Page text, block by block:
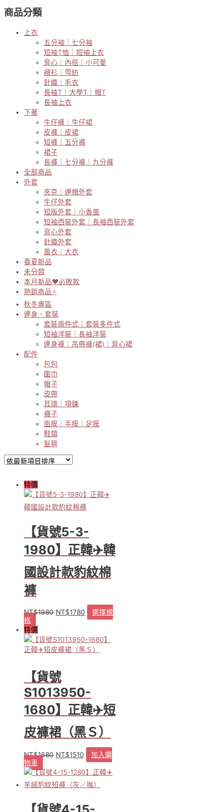
關
鍵
商品分類
上衣
五分袖｜七分袖
短袖T恤｜短袖上衣
背心｜內搭｜小可愛
襯衫｜雪紡
針織｜毛衣
長袖T｜大學T｜帽T
長袖上衣
下著
牛仔褲｜牛仔裙
皮褲｜皮裙
短褲｜五分褲
裙子
長褲｜七分褲｜九分褲
全部商品
外套
夾克｜連帽外套
牛仔外套
短版外套｜小香風
短袖西裝外套｜長袖西裝外套
背心外套
針織外套
風衣｜大衣
春夏新品
未分類
本月新品♥必敗款
熱銷商品⭐
秋冬專區
連身、套裝
套裝兩件式｜套裝多件式
短袖洋裝｜長袖洋裝
連身褲｜吊帶褲(裙)｜背心裙
配件
包包
圍巾
帽子
皮帶
耳環｜項鍊
襪子
面膜｜手膜｜足膜
鞋類
髮箍
特價
【貨號5-3-
1980】正韓✈️韓
國設計款豹紋棉
褲
NT$1980 原
格：
NT$1980。
NT$1780目
格：
NT$1780。
選擇規
格
產
品
有
種
款
式。
可
在
品
頁
面
選
擇
選
項
特價
【貨號
S1013950-
1680】正韓✈️短
皮褲裙（黑Ｓ）
NT$1680 原
價
格：
NT$1510
價
格：
加入購
物車